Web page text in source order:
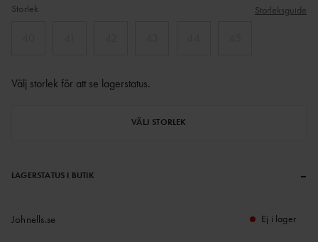
Storlek Storleksguide
Välj storlek för att se lagerstatus.
VÄLJ STORLEK
LAGERSTATUS I BUTIK –
Johnells.se Ej i lager